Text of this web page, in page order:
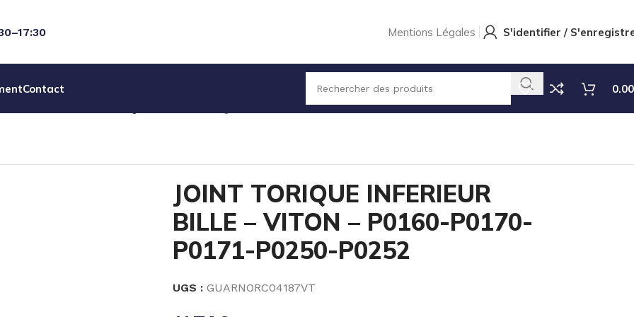
Mentions Légales S'identifier /
Contact
0.00
JOINT TORIQUE INFERIEUR BILLE – VITON – P0160-P0170-P0171-P0250-P0252
JOINT TORIQUE INFERIEUR
BILLE – VITON – P0160-P0170-
P0171-P0250-P0252
UGS : GUARNORC04187VT